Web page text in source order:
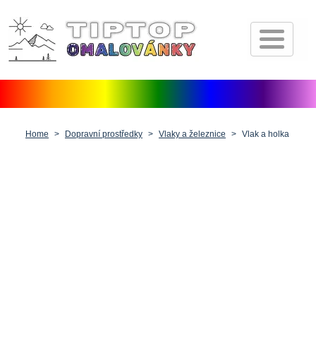
Úvod
Pohádkové postavičky
Home Dopravní prostředky Vlaky a železnice Vlak a holka